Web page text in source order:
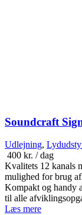
Soundcraft
Udlejning,
400 kr. / dag
Kvalitets 12 kanals
mulighed for brug
Kompakt og handy
til alle
Læs mere